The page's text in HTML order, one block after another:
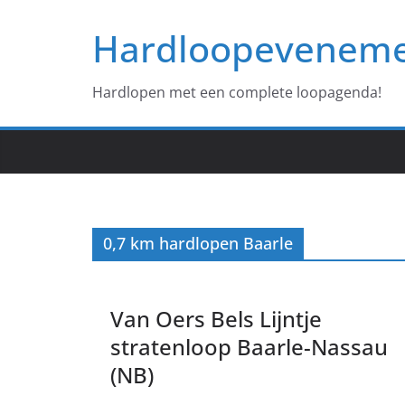
Hardlopen met een complete loopagenda!
0,7 km hardlopen Baarle
Van Oers Bels Lijntje
stratenloop Baarle-Nassau
(NB)